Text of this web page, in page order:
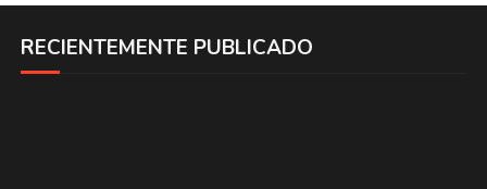
RECIENTEMENTE PUBLICADO